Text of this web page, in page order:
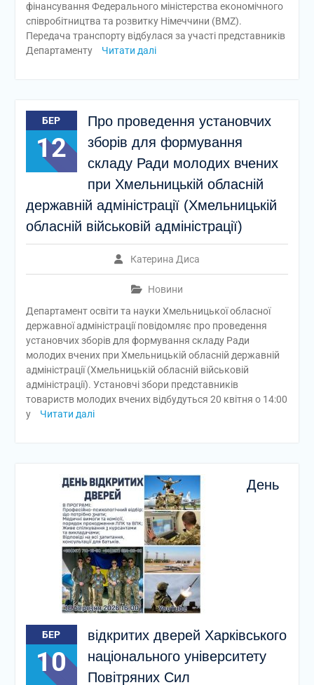
фінансування Федерального міністерства економічного
співробітництва та розвитку Німеччини (BMZ).
Передача транспорту відбулася за участі представників
Департаменту
Читати далі
БЕР
12
Про проведення установчих
зборів для формування
складу Ради молодих вчених
при Хмельницькій обласній
державній адміністрації (Хмельницькій
обласній військовій адміністрації)
Катерина Диса
Новини
Департамент освіти та науки Хмельницької обласної
державної адміністрації повідомляє про проведення
установчих зборів для формування складу Ради
молодих вчених при Хмельницькій обласній державній
адміністрації (Хмельницькій обласній військовій
адміністрації). Установчі збори представників
товариств молодих вчених відбудуться 20 квітня о 14:00
у
Читати далі
БЕР
10
День
відкритих дверей Харківського
національного університету
Повітряних Сил